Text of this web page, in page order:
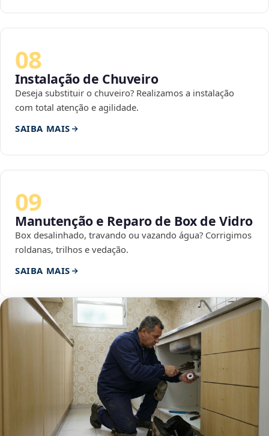
08
Instalação de Chuveiro
Deseja substituir o chuveiro? Realizamos a instalação
com total atenção e agilidade.
SAIBA MAIS
09
Manutenção e Reparo de Box de Vidro
Box desalinhado, travando ou vazando água? Corrigimos
roldanas, trilhos e vedação.
SAIBA MAIS